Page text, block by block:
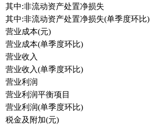
其中:非流动资产处置净损失
其中:非流动资产处置净损失(单季度环比)
营业成本(元)
营业成本(单季度环比)
营业收入
营业收入(单季度环比)
营业利润
营业利润平衡项目
营业利润(单季度环比)
税金及附加(元)